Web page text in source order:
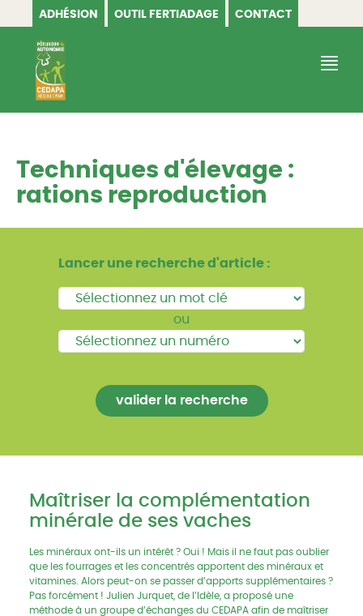
ADHÉSION OUTIL FERTIADAGE CONTACT
CEDAPA
Techniques d'élevage :
rations reproduction
Lancer une recherche d'article :
ou
Maîtriser la complémentation
minérale de ses vaches
Les minéraux ont-ils un intérêt ? Oui ! Mais il ne faut pas oublier
que les fourrages et les concentrés apportent des minéraux et
vitamines. Alors peut-on se passer d’apports supplémentaires ?
Pas forcément ! Julien Jurquet, de l’Idèle, a proposé une
méthode à un groupe d’échanges du CEDAPA afin de maîtriser